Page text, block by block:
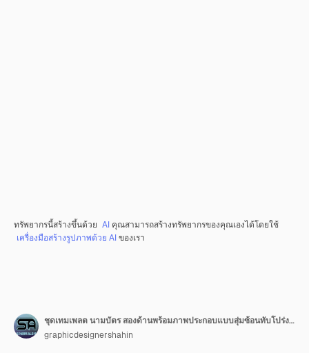
ทรัพยากรนี้สร้างขึ้นด้วย AI คุณสามารถสร้างทรัพยากรของคุณเองได้โดยใช้
เครื่องมือสร้างรูปภาพด้วย AIของเรา
ชุดเทมเพลต นามบัตร สองด้านพร้อมภาพประกอบแบบสุ่มซ้อนทับโปร่งใส
graphicdesignershahin